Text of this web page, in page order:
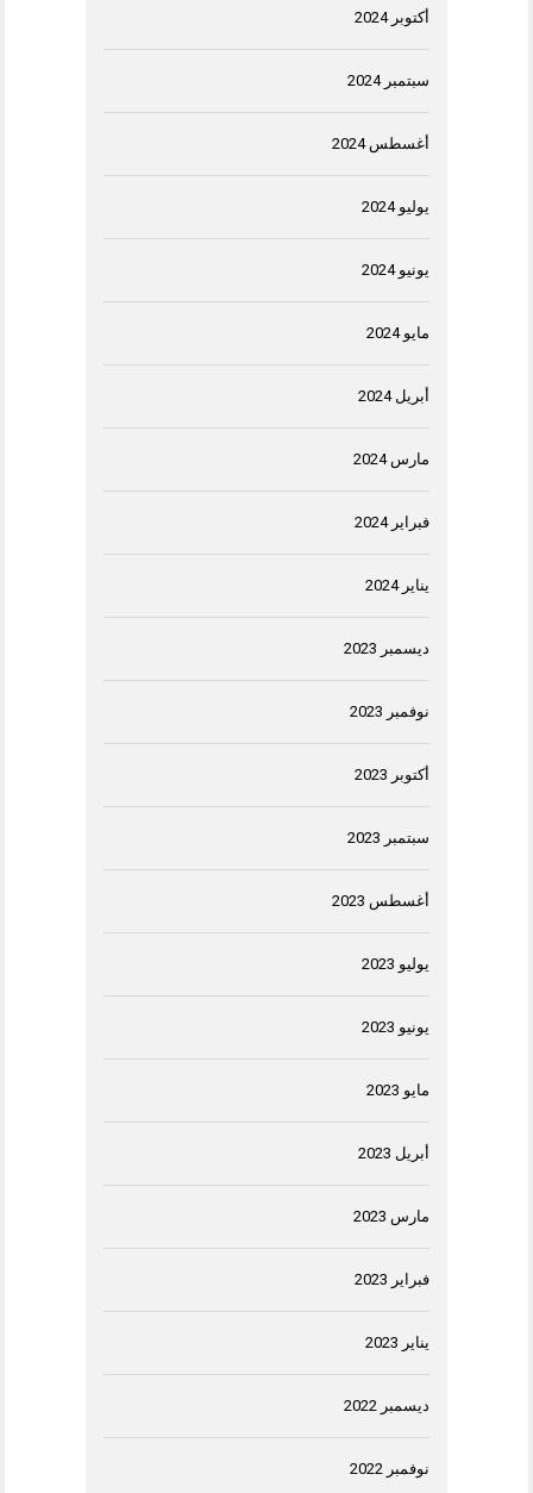
أكتوبر 2024
سبتمبر 2024
أغسطس 2024
يوليو 2024
يونيو 2024
مايو 2024
أبريل 2024
مارس 2024
فبراير 2024
يناير 2024
ديسمبر 2023
نوفمبر 2023
أكتوبر 2023
سبتمبر 2023
أغسطس 2023
يوليو 2023
يونيو 2023
مايو 2023
أبريل 2023
مارس 2023
فبراير 2023
يناير 2023
ديسمبر 2022
نوفمبر 2022